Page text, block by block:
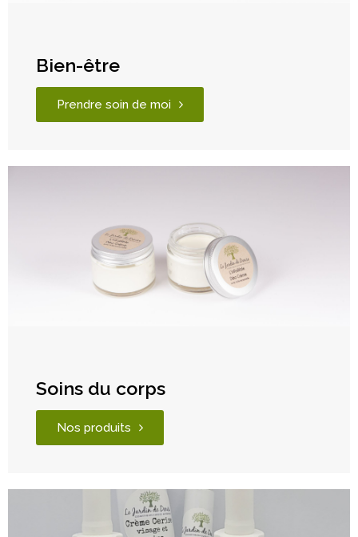
Bien-être
Prendre soin de moi
Soins du corps
Nos produits